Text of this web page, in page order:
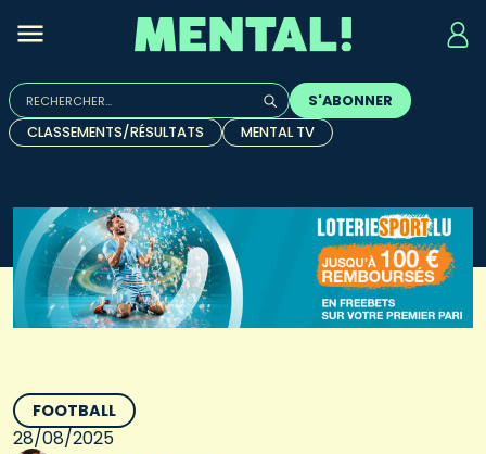
Rechercher :
Quand les résultats de l'auto-complétion sont
S'ABONNER
CLASSEMENTS/RÉSULTATS
MENTAL TV
FOOTBALL
28/08/2025